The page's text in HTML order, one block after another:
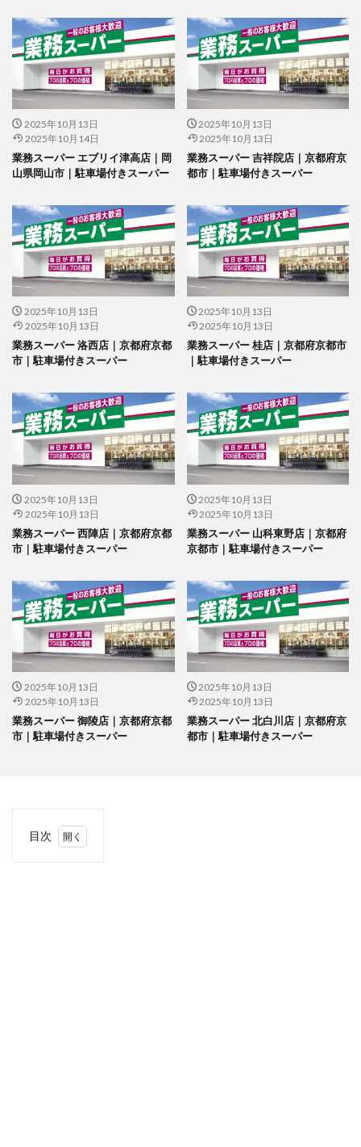
2025年10月13日
2025年10月14日
業務スーパー エブリイ津高店｜岡
山県岡山市｜駐車場付きスーパー
2025年10月13日
2025年10月13日
業務スーパー 吉祥院店｜京都府京
都市｜駐車場付きスーパー
2025年10月13日
2025年10月13日
業務スーパー 洛西店｜京都府京都
市｜駐車場付きスーパー
2025年10月13日
2025年10月13日
業務スーパー 桂店｜京都府京都市
｜駐車場付きスーパー
2025年10月13日
2025年10月13日
業務スーパー 西陣店｜京都府京都
市｜駐車場付きスーパー
2025年10月13日
2025年10月13日
業務スーパー 山科東野店｜京都府
京都市｜駐車場付きスーパー
2025年10月13日
2025年10月13日
業務スーパー 御陵店｜京都府京都
市｜駐車場付きスーパー
2025年10月13日
2025年10月13日
業務スーパー 北白川店｜京都府京
都市｜駐車場付きスーパー
目次